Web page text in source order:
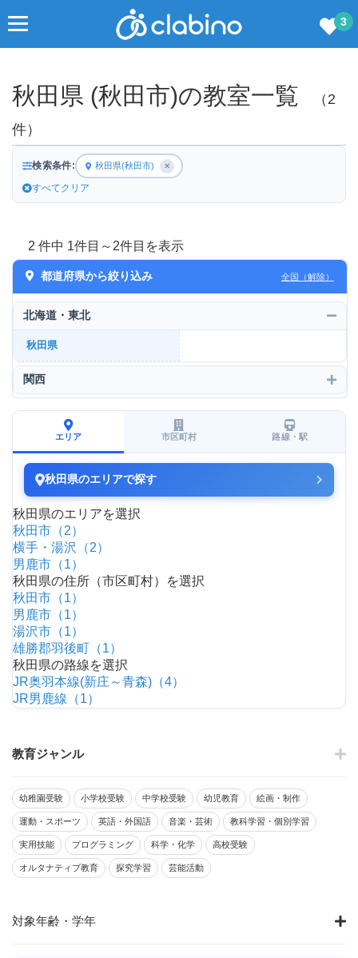
3
秋田県 (秋田市)の教室一覧
（2
件）
検索条件: 秋田県(秋田市) ✕
すべてクリア
2 件中 1件目～2件目を表示
都道府県から絞り込み 全国（解除）
北海道・東北
秋田県
関西
エリア 市区町村 路線・駅
秋田県のエリアで探す
秋田県のエリアを選択
秋田市（2）
横手・湯沢（2）
男鹿市（1）
秋田県の住所（市区町村）を選択
秋田市（1）
男鹿市（1）
湯沢市（1）
雄勝郡羽後町（1）
秋田県の路線を選択
JR奥羽本線(新庄～青森)（4）
JR男鹿線（1）
教育ジャンル
幼稚園受験 小学校受験 中学校受験 幼児教育 絵画・制作
運動・スポーツ 英語・外国語 音楽・芸術 教科学習・個別学習
実用技能 プログラミング 科学・化学 高校受験
オルタナティブ教育 探究学習 芸能活動
対象年齢・学年